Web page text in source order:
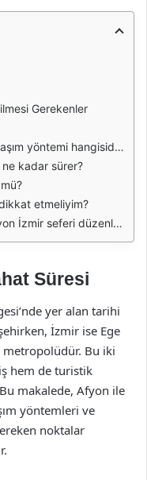
Gerekenler
yöntemi hangisidir?
kadar sürer?
etmeliyim?
İzmir seferi düzenliyor?
Süresi
yer alan tarihi
İzmir ise Ege
metropolüdür. Bu iki
hem de turistik
makalede, Afyon ile
yöntemleri ve
noktalar